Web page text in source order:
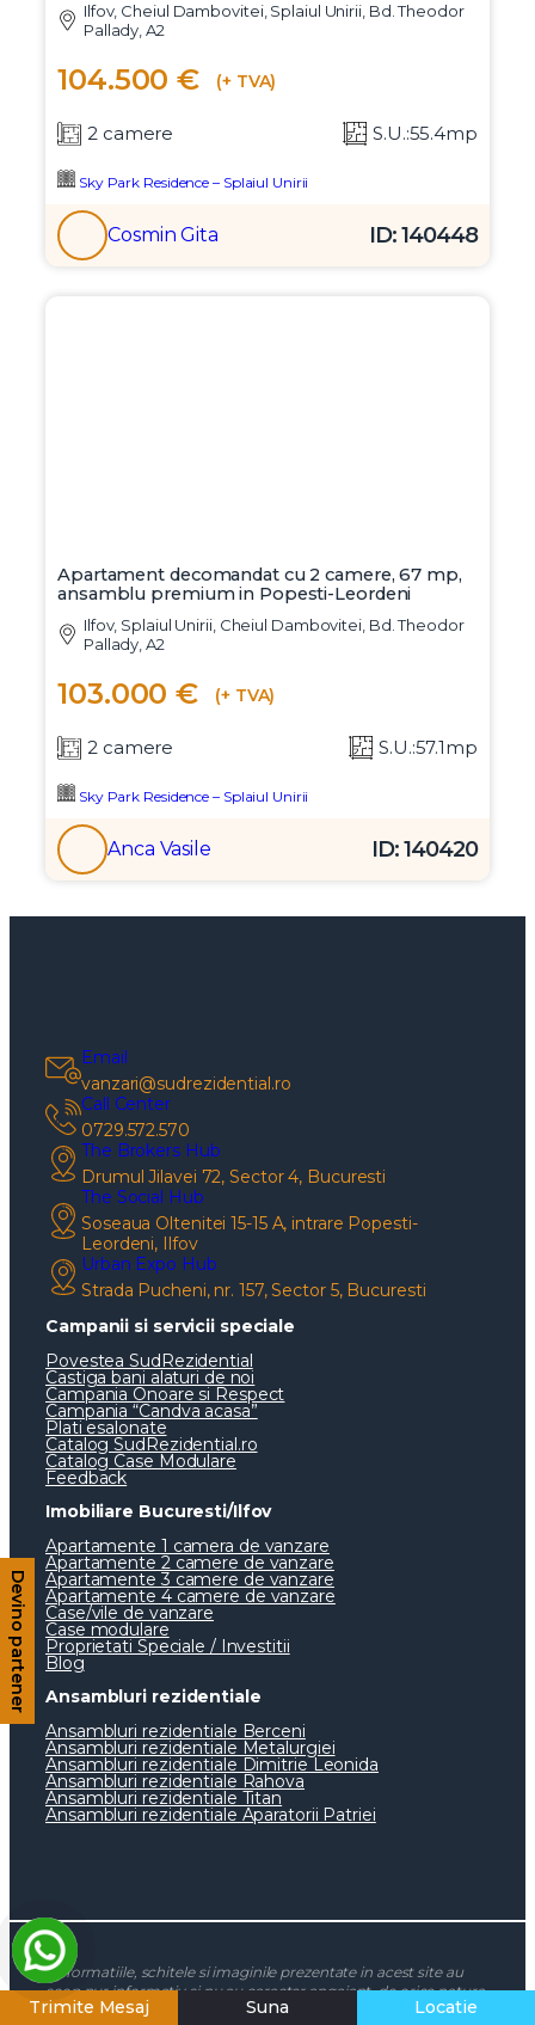
Ilfov, Cheiul Dambovitei, Splaiul Unirii, Bd. Theodor
Pallady, A2
104.500 € (+ TVA)
2 camere S.U.:55.4mp
Sky Park Residence – Splaiul Unirii
Cosmin Gita ID: 140448
Apartament decomandat cu 2 camere, 67 mp,
ansamblu premium in Popesti-Leordeni
Ilfov, Splaiul Unirii, Cheiul Dambovitei, Bd. Theodor
Pallady, A2
103.000 € (+ TVA)
2 camere S.U.:57.1mp
Sky Park Residence – Splaiul Unirii
Anca Vasile ID: 140420
Email
vanzari@sudrezidential.ro
Call Center
0729.572.570
The Brokers Hub
Drumul Jilavei 72, Sector 4, Bucuresti
The Social Hub
Soseaua Oltenitei 15-15 A, intrare Popesti-
Leordeni, Ilfov
Urban Expo Hub
Strada Pucheni, nr. 157, Sector 5, Bucuresti
Campanii si servicii speciale
Povestea SudRezidential
Castiga bani alaturi de noi
Campania Onoare si Respect
Campania “Candva acasa”
Plati esalonate
Catalog SudRezidential.ro
Catalog Case Modulare
Feedback
Imobiliare Bucuresti/Ilfov
Apartamente 1 camera de vanzare
Apartamente 2 camere de vanzare
Apartamente 3 camere de vanzare
Apartamente 4 camere de vanzare
Case/vile de vanzare
Case modulare
Proprietati Speciale / Investitii
Blog
Ansambluri rezidentiale
Ansambluri rezidentiale Berceni
Ansambluri rezidentiale Metalurgiei
Ansambluri rezidentiale Dimitrie Leonida
Ansambluri rezidentiale Rahova
Ansambluri rezidentiale Titan
Ansambluri rezidentiale Aparatorii Patriei
*Informatiile, schitele si imaginile prezentate in acest site au
scop pur informativ si nu au caracter angajant, de orice natura,
pentru Sud Rezidential Real Estate SRL sau dezvoltatorii
Trimite Mesaj Suna Locatie
Devino partener